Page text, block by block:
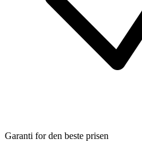
Garanti for den beste prisen